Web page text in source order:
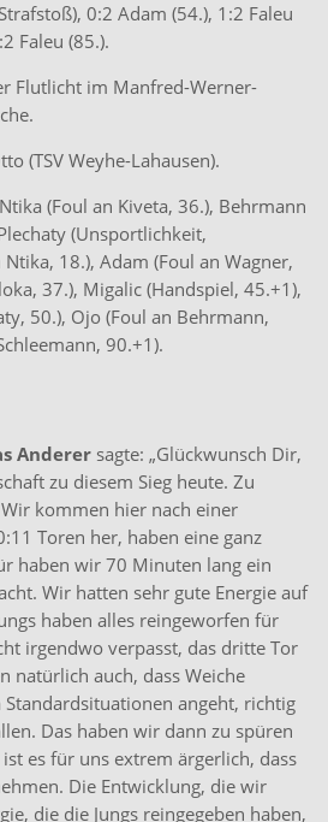
0:2 Adam (54.), 1:2 Faleu
Faleu (85.).
Flutlicht im Manfred-Werner-
(TSV Weyhe-Lahausen).
Ntika (Foul an Kiveta, 36.), Behrmann
(Unsportlichkeit,
18.), Adam (Foul an Wagner,
37.), Migalic (Handspiel, 45.+1),
50.), Ojo (Foul an Behrmann,
90.+1).
Anderer sagte: „Glückwunsch Dir,
zu diesem Sieg heute. Zu
kommen hier nach einer
Toren her, haben eine ganz
haben wir 70 Minuten lang ein
Wir hatten sehr gute Energie auf
haben alles reingeworfen für
irgendwo verpasst, das dritte Tor
natürlich auch, dass Weiche
Standardsituationen angeht, richtig
Das haben wir dann zu spüren
es für uns extrem ärgerlich, dass
Die Entwicklung, die wir
die die Jungs reingegeben haben,